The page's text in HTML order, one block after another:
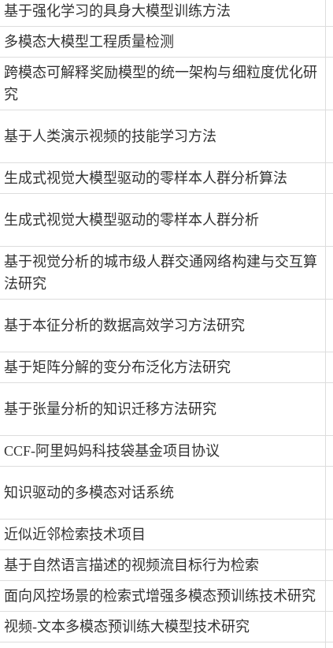
基于强化学习的具身大模型训练方法
多模态大模型工程质量检测
跨模态可解释奖励模型的统一架构与细粒度优化研
究
基于人类演示视频的技能学习方法
生成式视觉大模型驱动的零样本人群分析算法
生成式视觉大模型驱动的零样本人群分析
基于视觉分析的城市级人群交通网络构建与交互算
法研究
基于本征分析的数据高效学习方法研究
基于矩阵分解的变分布泛化方法研究
基于张量分析的知识迁移方法研究
CCF-阿里妈妈科技袋基金项目协议
知识驱动的多模态对话系统
近似近邻检索技术项目
基于自然语言描述的视频流目标行为检索
面向风控场景的检索式增强多模态预训练技术研究
视频-文本多模态预训练大模型技术研究